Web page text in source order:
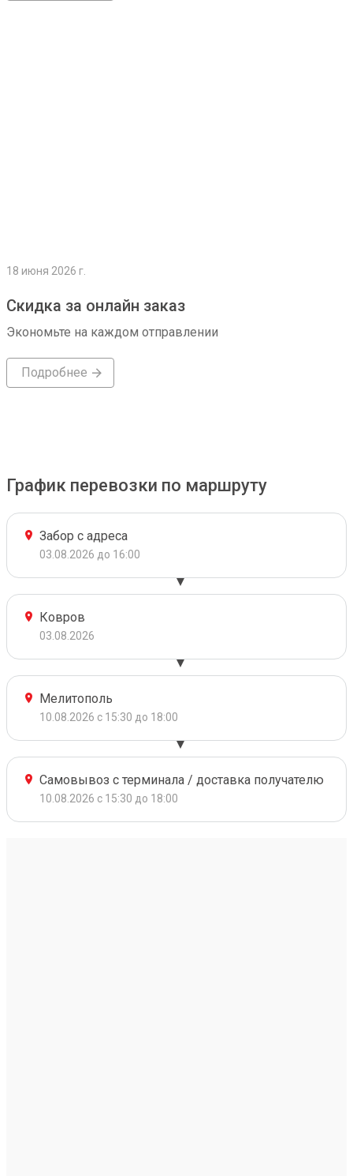
18 июня 2026 г.
Скидка за онлайн заказ
Экономьте на каждом отправлении
Подробнее
График перевозки по маршруту
Забор с адреса
03.08.2026 до 16:00
Ковров
03.08.2026
Мелитополь
10.08.2026 с 15:30 до 18:00
Самовывоз с терминала / доставка получателю
10.08.2026 с 15:30 до 18:00